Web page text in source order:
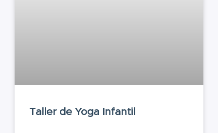
Taller de Yoga Infantil